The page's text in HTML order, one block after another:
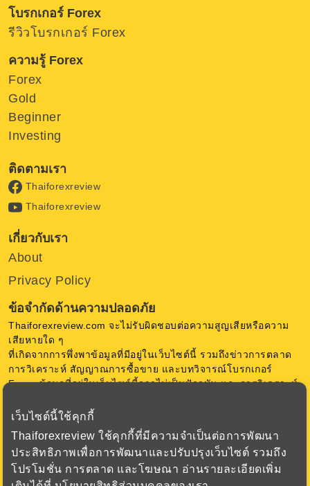
เว็บไซต์นี้ใช้คุกกี้
Thaiforexreview ใช้คุกกี้ที่มีความจำเป็นต่อการพัฒนา
ประสิทธิภาพเพื่อการพัฒนาและปรับปรุงเว็บไซต์ รวมถึง
โปรโมชั่น การตลาด และโฆษณา อ่านรายละเอียดเพิ่ม
โบรกเกอร์ Forex
รีวิวโบรกเกอร์ Forex
ความรู้ Forex
Forex
Gold
Beginner
Investing
ติดตามเรา
Thaiforexreview
Thaiforexreview
เกี่ยวกับเรา
About
Privacy Policy
ข้อจำกัดด้านความปลอดภัย
Thaiforexreview.com จะไม่รับผิดชอบต่อความสูญเสียหรือความ
เสียหายใด ๆ
ที่เกิดจากการพึ่งพาข้อมูลที่มีอยู่ในเว็บไซต์นี้ รวมถึงข่าวการตลาด
การวิเคราะห์ สัญญาณการซื้อขาย และบทวิจารณ์โบรกเกอร์
Forex ข้อมูลที่อยู่ในเว็บไซต์นี้อาจไม่เป็นปัจจุบัน และการวิเคราะห์
การซื้อขายสกุลเงินในตลาด Forex มีความเสี่ยงสูง ก่อนตัดสินใจ
ซื้อขาย Forex หรือใช้เครื่องมือทางการเงินอื่น ๆ ควรพิจารณา
วัตถุประสงค์การลงทุน ระดับประสบการณ์ และความเสี่ยงอย่าง
รอบคอบ เรามุ่งเน้นเพื่อเสนอข้อมูล ที่สำคัญเกี่ยวกับโบรกเกอร์